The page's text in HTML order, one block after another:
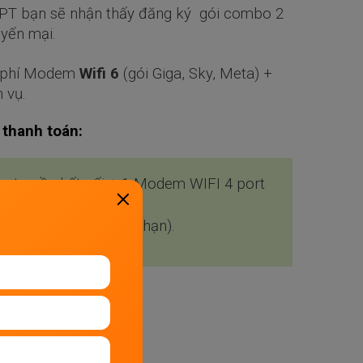
bạn sẽ nhận thấy đăng ký gói combo 2
mại.
Modem Wifi 6 (gói Giga, Sky, Meta) +
vụ.
toán:
truyền kết nối + 1 Modem WIFI 4 port
dụng (số lượng có hạn).